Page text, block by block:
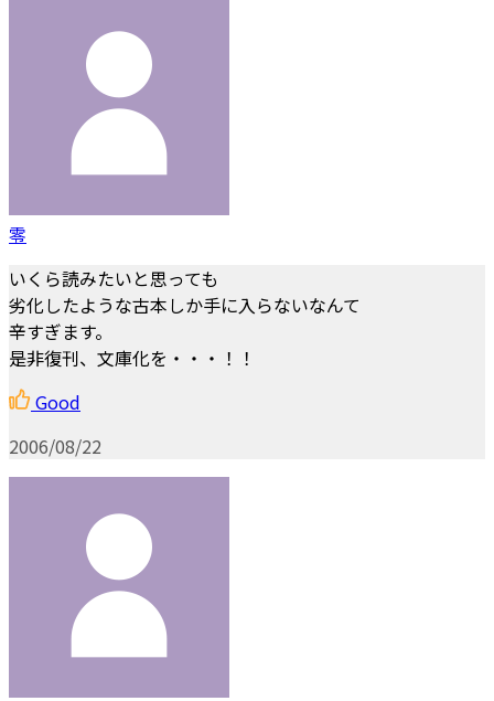
零
いくら読みたいと思っても
劣化したような古本しか手に入らないなんて
辛すぎます。
是非復刊、文庫化を・・・！！
Good
2006/08/22